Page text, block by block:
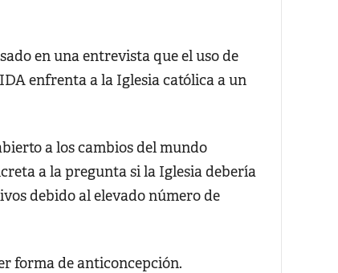
en una entrevista que el uso de
enfrenta a la Iglesia católica a un
a los cambios del mundo
a la pregunta si la Iglesia debería
debido al elevado número de
forma de anticoncepción.